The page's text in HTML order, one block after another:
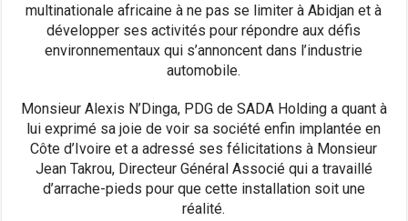
multinationale africaine à ne pas se limiter à Abidjan et à
développer ses activités pour répondre aux défis
environnementaux qui s’annoncent dans l’industrie
automobile.
Monsieur Alexis N’Dinga, PDG de SADA Holding a quant à
lui exprimé sa joie de voir sa société enfin implantée en
Côte d’Ivoire et a adressé ses félicitations à Monsieur
Jean Takrou, Directeur Général Associé qui a travaillé
d’arrache-pieds pour que cette installation soit une
réalité.